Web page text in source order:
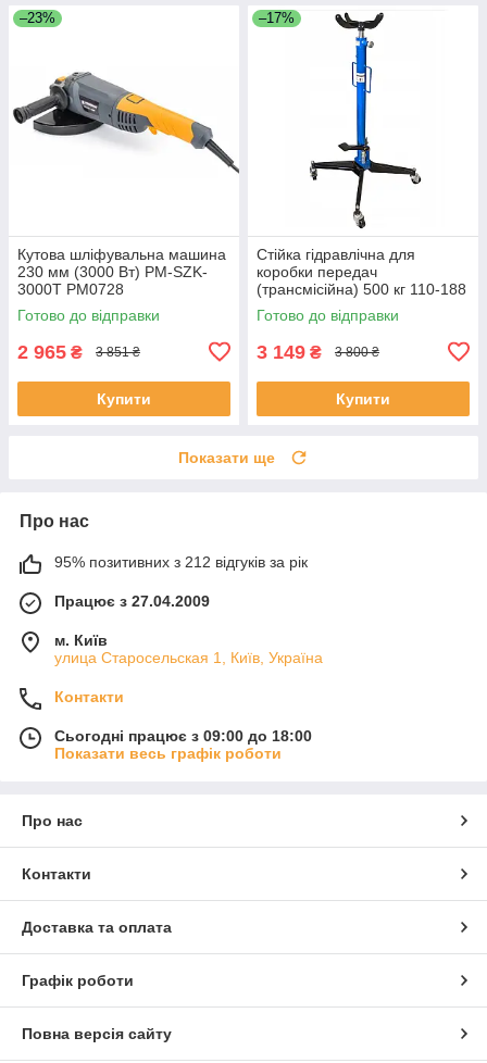
–23%
Кутова шліфувальна машина
230 мм (3000 Вт) PM-SZK-
3000T PM0728
Готово до відправки
2 965 ₴ 3 851 ₴
Купити
–17%
Стійка гідравлічна для
коробки передач
(трансмісійна) 500 кг 110-188
см Vorfal V08390
Готово до відправки
3 149 ₴ 3 800 ₴
Купити
Показати ще
Про нас
95% позитивних з 212 відгуків за рік
Працює з 27.04.2009
м. Київ
улица Старосельская 1, Київ, Україна
Контакти
Сьогодні працює з 09:00 до 18:00
Показати весь графік роботи
Про нас
Контакти
Доставка та оплата
Графік роботи
Повна версія сайту